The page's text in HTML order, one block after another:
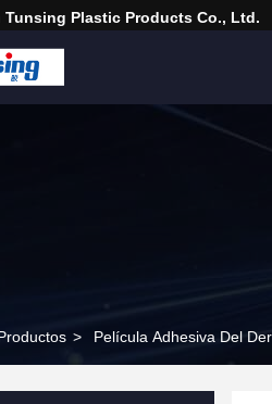
Tunsing Plastic Products Co., Ltd.
> Película Adhesiva Del